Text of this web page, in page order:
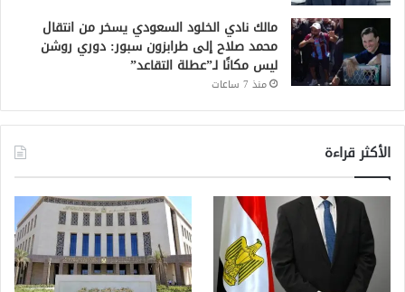
مالك نادي الخلود السعودي يسخر من انتقال
محمد صلاح إلى طرابزون سبور: دوري روشن
ليس مكانًا لـ”عطلة التقاعد”
منذ 7 ساعات
الأكثر قراءة